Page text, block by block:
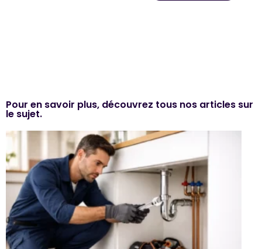
Pour en savoir plus, découvrez tous nos articles sur
le sujet.